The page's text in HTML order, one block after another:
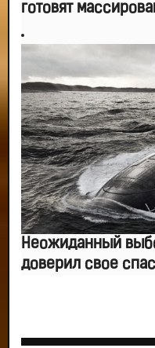
готовят
Неожиданный
доверил свое